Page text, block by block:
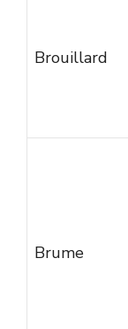
Brouillard
Brume